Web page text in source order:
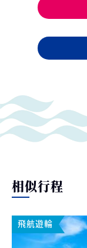
相似行程
飛航遊輪